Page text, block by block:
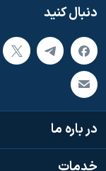
دنبال کنید
در باره ما
خدمات